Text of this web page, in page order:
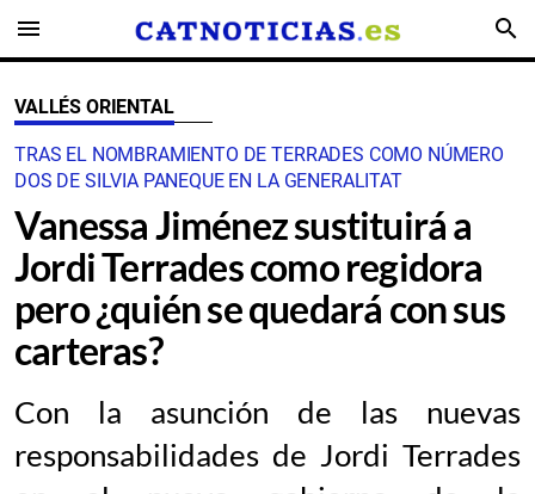
menu search
VALLÉS ORIENTAL
TRAS EL NOMBRAMIENTO DE TERRADES COMO NÚMERO
DOS DE SILVIA PANEQUE EN LA GENERALITAT
Vanessa Jiménez sustituirá a
Jordi Terrades como regidora
pero ¿quién se quedará con sus
carteras?
Con la asunción de las nuevas
responsabilidades de Jordi Terrades